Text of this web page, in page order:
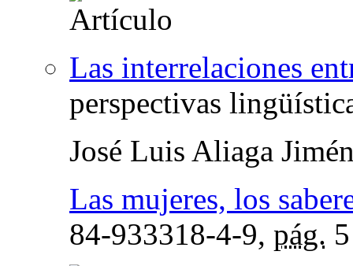
Las interrelaciones
perspectivas
José Luis Aliaga
Las mujeres, los
84-933318-4-9, pág. 5